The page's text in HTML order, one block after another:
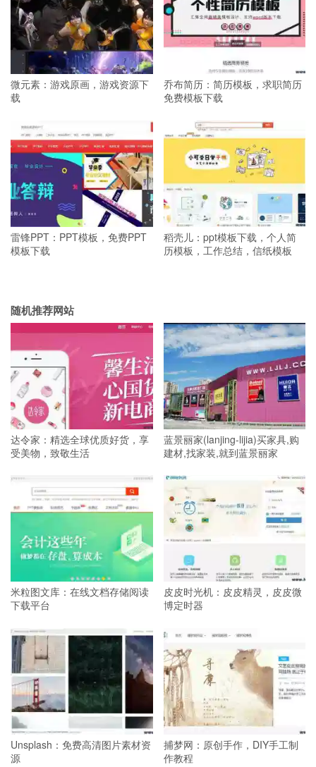
微元素：游戏原画，游戏资源下
载
乔布简历：简历模板，求职简历
免费模板下载
雷锋PPT：PPT模板，免费PPT
模板下载
稻壳儿：ppt模板下载，个人简
历模板，工作总结，信纸模板
随机推荐网站
达令家：精选全球优质好货，享
受美物，致敬生活
蓝景丽家(lanjing-lijia)买家具,购
建材,找家装,就到蓝景丽家
米粒图文库：在线文档存储阅读
下载平台
皮皮时光机：皮皮精灵，皮皮微
博定时器
Unsplash：免费高清图片素材资
源
捕梦网：原创手作，DIY手工制
作教程